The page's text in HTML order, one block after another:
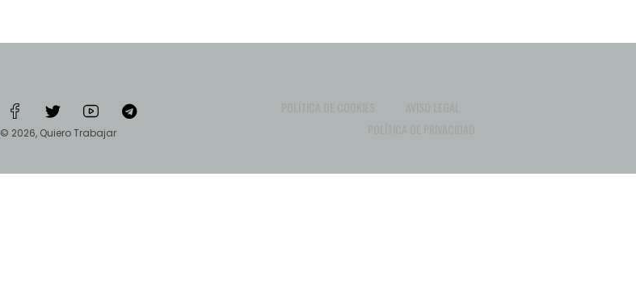
© 2026, Quiero Trabajar